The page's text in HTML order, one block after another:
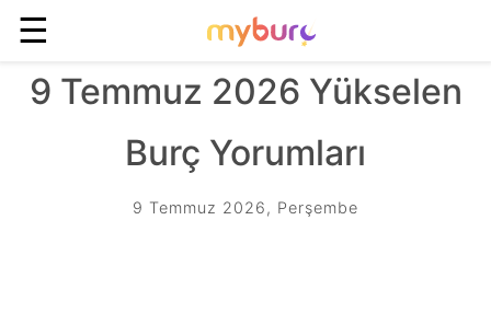
☰
9 Temmuz 2026 Yükselen
Burç Yorumları
9 Temmuz 2026, Perşembe